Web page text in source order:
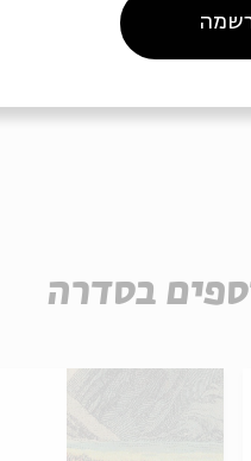
בסדרה